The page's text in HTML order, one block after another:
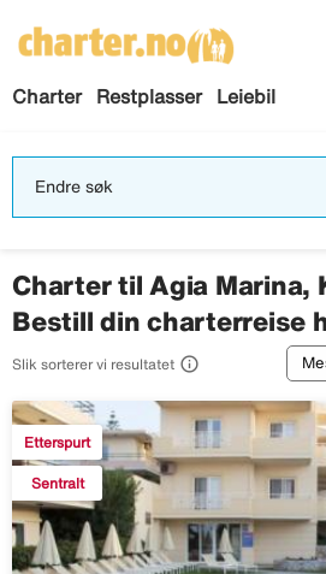
Charter Restplasser Leiebil
Endre søk
Charter til Agia Marina,
Bestill din charterreise
Slik sorterer vi resultatet 
Etterspurt
Sentralt